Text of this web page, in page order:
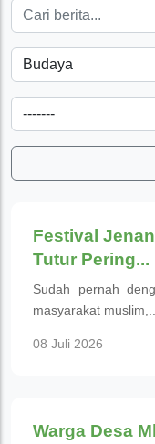
Budaya
Festival
Tutur Pering...
Sudah pernah
masyarakat muslim,...
08 Juli 2026
Warga Desa